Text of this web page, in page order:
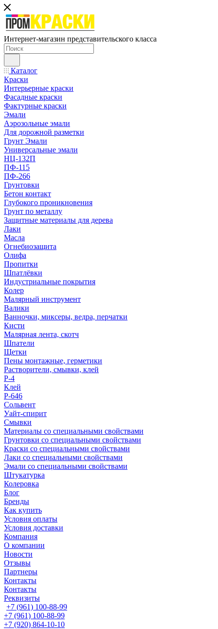
Интернет-магазин представительского класса
Каталог
Краски
Интерьерные краски
Фасадные краски
Фактурные краски
Эмали
Аэрозольные эмали
Для дорожной разметки
Грунт Эмали
Универсальные эмали
НЦ-132П
ПФ-115
ПФ-266
Грунтовки
Бетон контакт
Глубокого проникновения
Грунт по металлу
Защитные материалы для дерева
Лаки
Масла
Огнебиозащита
Олифа
Пропитки
Шпатлёвки
Индустриальные покрытия
Колер
Малярный инструмент
Валики
Ванночки, миксеры, ведра, перчатки
Кисти
Малярная лента, скотч
Шпатели
Щетки
Пены монтажные, герметики
Растворители, смывки, клей
Р-4
Клей
Р-646
Сольвент
Уайт-спирит
Смывки
Материалы со специальными свойствами
Грунтовки со специальными свойствами
Краски со специальными свойствами
Лаки со специальными свойствами
Эмали со специальными свойствами
Штукатурка
Колеровка
Блог
Бренды
Как купить
Условия оплаты
Условия доставки
Компания
О компании
Новости
Отзывы
Партнеры
Контакты
Контакты
Реквизиты
+7 (961) 100-88-99
+7 (961) 100-88-99
+7 (920) 864-10-10